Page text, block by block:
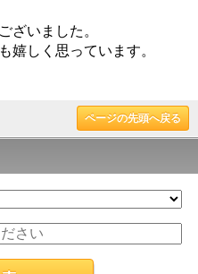
ざいました。
嬉しく思っています。
ページの先頭へ戻る